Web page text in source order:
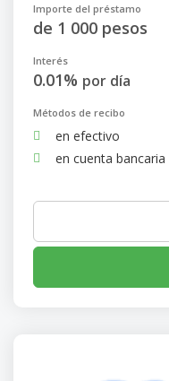
Importe del préstamo
de 1 000 pesos
Interés
0.01% por día
Métodos de recibo
en efectivo
en cuenta bancaria